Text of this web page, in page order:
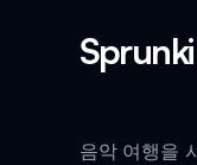
음악 여행을